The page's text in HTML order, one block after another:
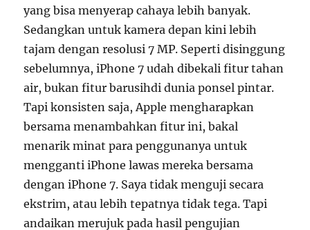
yang bisa menyerap cahaya lebih banyak.
Sedangkan untuk kamera depan kini lebih
tajam dengan resolusi 7 MP. Seperti disinggung
sebelumnya, iPhone 7 udah dibekali fitur tahan
air, bukan fitur barusihdi dunia ponsel pintar.
Tapi konsisten saja, Apple mengharapkan
bersama menambahkan fitur ini, bakal
menarik minat para penggunanya untuk
mengganti iPhone lawas mereka bersama
dengan iPhone 7. Saya tidak menguji secara
ekstrim, atau lebih tepatnya tidak tega. Tapi
andaikan merujuk pada hasil pengujian